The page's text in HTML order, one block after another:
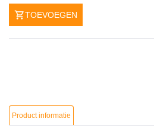
TOEVOEGEN
Product informatie